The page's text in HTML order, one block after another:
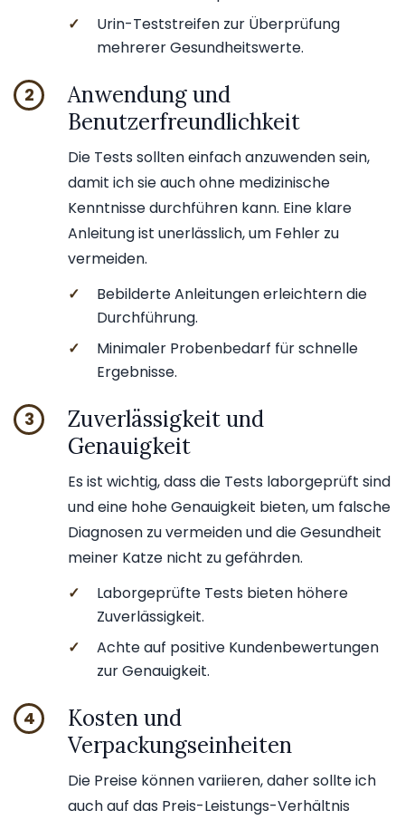
✓
Urin-Teststreifen zur Überprüfung
mehrerer Gesundheitswerte.
2
Anwendung und
Benutzerfreundlichkeit
Die Tests sollten einfach anzuwenden sein,
damit ich sie auch ohne medizinische
Kenntnisse durchführen kann. Eine klare
Anleitung ist unerlässlich, um Fehler zu
vermeiden.
✓
Bebilderte Anleitungen erleichtern die
Durchführung.
✓
Minimaler Probenbedarf für schnelle
Ergebnisse.
3
Zuverlässigkeit und
Genauigkeit
Es ist wichtig, dass die Tests laborgeprüft sind
und eine hohe Genauigkeit bieten, um falsche
Diagnosen zu vermeiden und die Gesundheit
meiner Katze nicht zu gefährden.
✓
Laborgeprüfte Tests bieten höhere
Zuverlässigkeit.
✓
Achte auf positive Kundenbewertungen
zur Genauigkeit.
4
Kosten und
Verpackungseinheiten
Die Preise können variieren, daher sollte ich
auch auf das Preis-Leistungs-Verhältnis